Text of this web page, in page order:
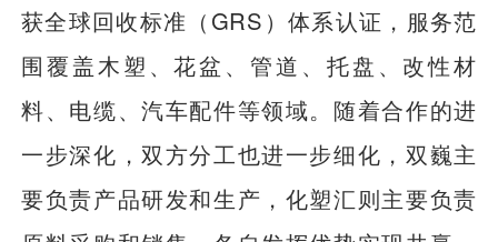
获全球回收标准（GRS）体系认证，服务范
围覆盖木塑、花盆、管道、托盘、改性材
料、电缆、汽车配件等领域。随着合作的进
一步深化，双方分工也进一步细化，双巍主
要负责产品研发和生产，化塑汇则主要负责